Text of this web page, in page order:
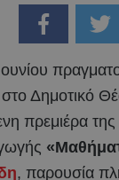
στο Δημοτικό
πρεμιέρα της
, παρουσία